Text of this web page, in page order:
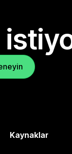
Kaynaklar